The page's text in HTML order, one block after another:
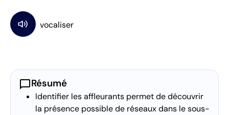
chat_bubbleRésumé
Identifier les affleurants permet de découvrir
la présence possible de réseaux dans le sous-